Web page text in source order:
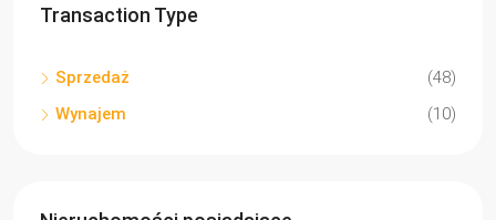
Transaction Type
Sprzedaż
(48)
Wynajem
(10)